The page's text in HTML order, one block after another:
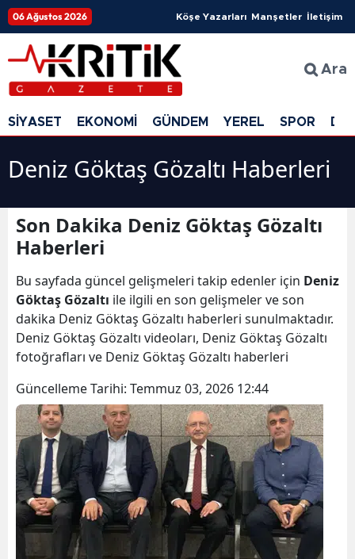
06 Ağustos 2026 Köşe Yazarları Manşetler İletişim
Ara
SİYASET EKONOMİ GÜNDEM YEREL SPOR
Deniz Göktaş Gözaltı Haberleri
Son Dakika Deniz Göktaş Gözaltı
Haberleri
Bu sayfada güncel gelişmeleri takip edenler için Deniz
Göktaş Gözaltı ile ilgili en son gelişmeler ve son
dakika Deniz Göktaş Gözaltı haberleri sunulmaktadır.
Deniz Göktaş Gözaltı videoları, Deniz Göktaş Gözaltı
fotoğrafları ve Deniz Göktaş Gözaltı haberleri
Güncelleme Tarihi: Temmuz 03, 2026 12:44